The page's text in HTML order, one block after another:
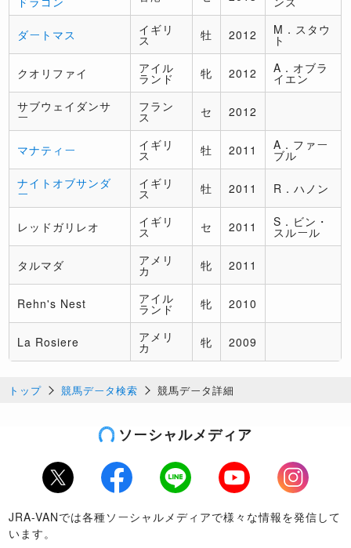
ダートマス イギリ
ス 牡 2012 M．スタウ
ト
クオリファイ アイル
ランド 牝 2012 A．オブラ
イエン
サブウェイダンサ
ー
フラン
ス セ 2012
マナティー イギリ
ス 牡 2011 A．ファー
ブル
ナイトオブサンダ
ー
イギリ
ス 牡 2011 R．ハノン
レッドガリレオ イギリ
ス セ 2011 S．ビン・
スルール
タルマダ アメリ
カ 牝 2011
Rehn's Nest アイル
ランド 牝 2010
La Rosiere アメリ
カ 牝 2009
トップ 競馬データ検索 競馬データ詳細
ソーシャルメディア
Twitter Facebook LINE Youtube
Instagram
JRA-VANでは各種ソーシャルメディアで様々な情報を発信して
います。